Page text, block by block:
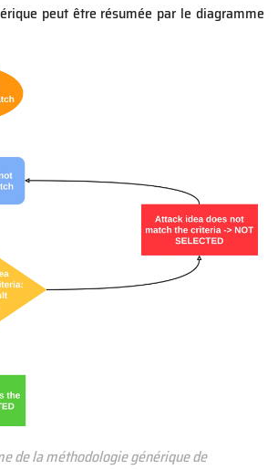
peut être résumée par le diagramme
de la méthodologie générique de